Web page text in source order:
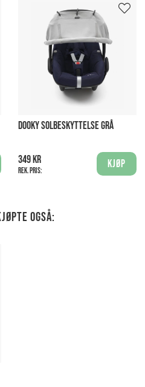
DOOKY SOLBESKYTTELSE GRÅ
349 kr
Rek. pris:
Kjøp
også: